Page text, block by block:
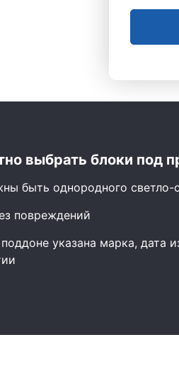
выбрать блоки под
быть однородного светло-
повреждений
указана марка, дата